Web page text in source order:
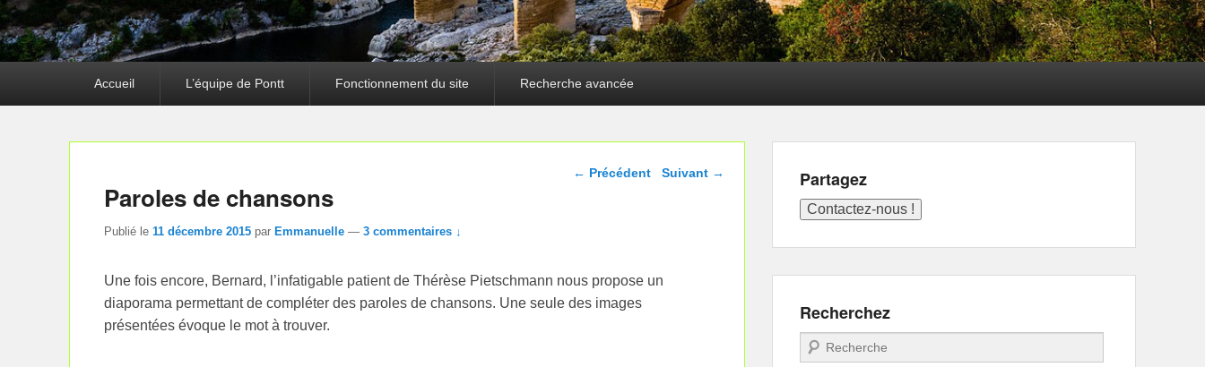
Accueil L’équipe de Pontt Fonctionnement du site Recherche avancée
Navigation dans les
← Précédent Suivant →
Paroles de chansons
Publié le 11 décembre 2015 par Emmanuelle — 3 commentaires ↓
Une fois encore, Bernard, l’infatigable patient de Thérèse Pietschmann nous propose un
diaporama permettant de compléter des paroles de chansons. Une seule des images
présentées évoque le mot à trouver.
Partagez
Recherchez
Recherche